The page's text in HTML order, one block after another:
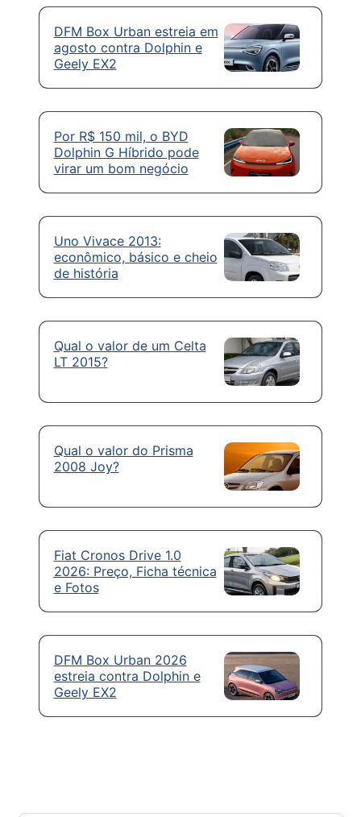
DFM Box Urban estreia em
agosto contra Dolphin e
Geely EX2
Por R$ 150 mil, o BYD
Dolphin G Híbrido pode
virar um bom negócio
Uno Vivace 2013:
econômico, básico e cheio
de história
Qual o valor de um Celta
LT 2015?
Qual o valor do Prisma
2008 Joy?
Fiat Cronos Drive 1.0
2026: Preço, Ficha técnica
e Fotos
DFM Box Urban 2026
estreia contra Dolphin e
Geely EX2